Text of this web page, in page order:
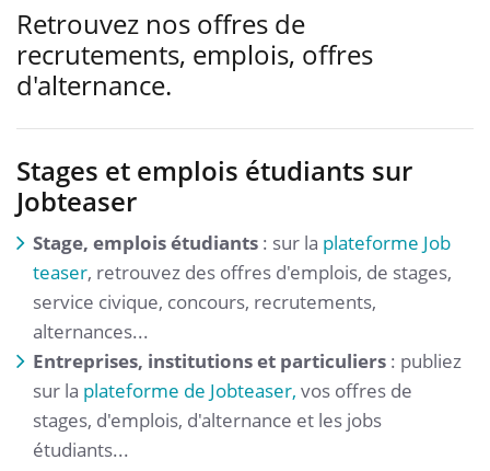
Retrouvez nos offres de
recrutements, emplois, offres
d'alternance.
Stages et emplois étudiants sur
Jobteaser
Stage, emplois étudiants : sur la plateforme Job
teaser, retrouvez des offres d'emplois, de stages,
service civique, concours, recrutements,
alternances...
Entreprises, institutions et particuliers : publiez
sur la plateforme de Jobteaser, vos offres de
stages, d'emplois, d'alternance et les jobs
étudiants...